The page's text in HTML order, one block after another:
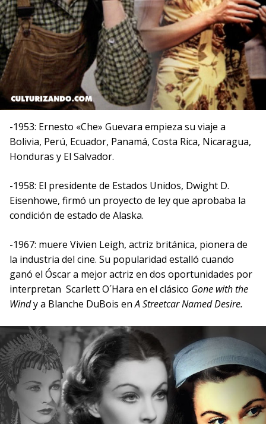
-1953: Ernesto «Che» Guevara empieza su viaje a
Bolivia, Perú, Ecuador, Panamá, Costa Rica, Nicaragua,
Honduras y El Salvador.
-1958: El presidente de Estados Unidos, Dwight D.
Eisenhowe, firmó un proyecto de ley que aprobaba la
condición de estado de Alaska.
-1967: muere Vivien Leigh, actriz británica, pionera de
la industria del cine. Su popularidad estalló cuando
ganó el Óscar a mejor actriz en dos oportunidades por
interpretan Scarlett O´Hara en el clásico Gone with the
Windy a Blanche DuBois enA Streetcar Named Desire.